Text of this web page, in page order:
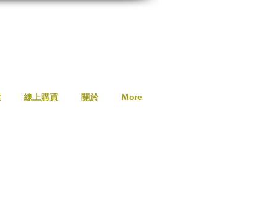
線上購買 關於 More